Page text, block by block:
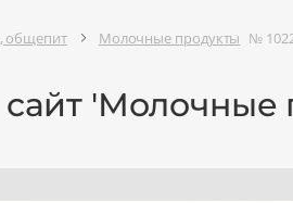
общепит Молочные продукты №
сайт